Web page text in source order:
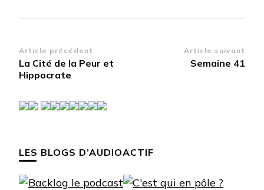
Navigation
d’article
Article précédent
La Cité de la Peur et
Hippocrate
Article suivant
Semaine 41
LES BLOGS D’AUDIOACTIF